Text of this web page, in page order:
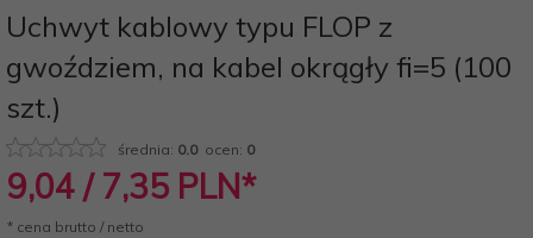
Uchwyt kablowy typu FLOP z
gwoździem, na kabel okrągły fi=5 (100
szt.)
średnia: 0.0ocen: 0
9,04 / 7,35 PLN*
* cena brutto / netto